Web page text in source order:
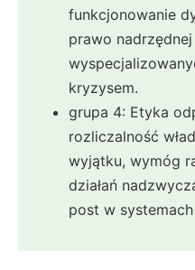
funkcjonowanie
prawo
kryzysem.
grupa 4: Etyka
rozliczalność
wyjątku, wymóg
działań
post w